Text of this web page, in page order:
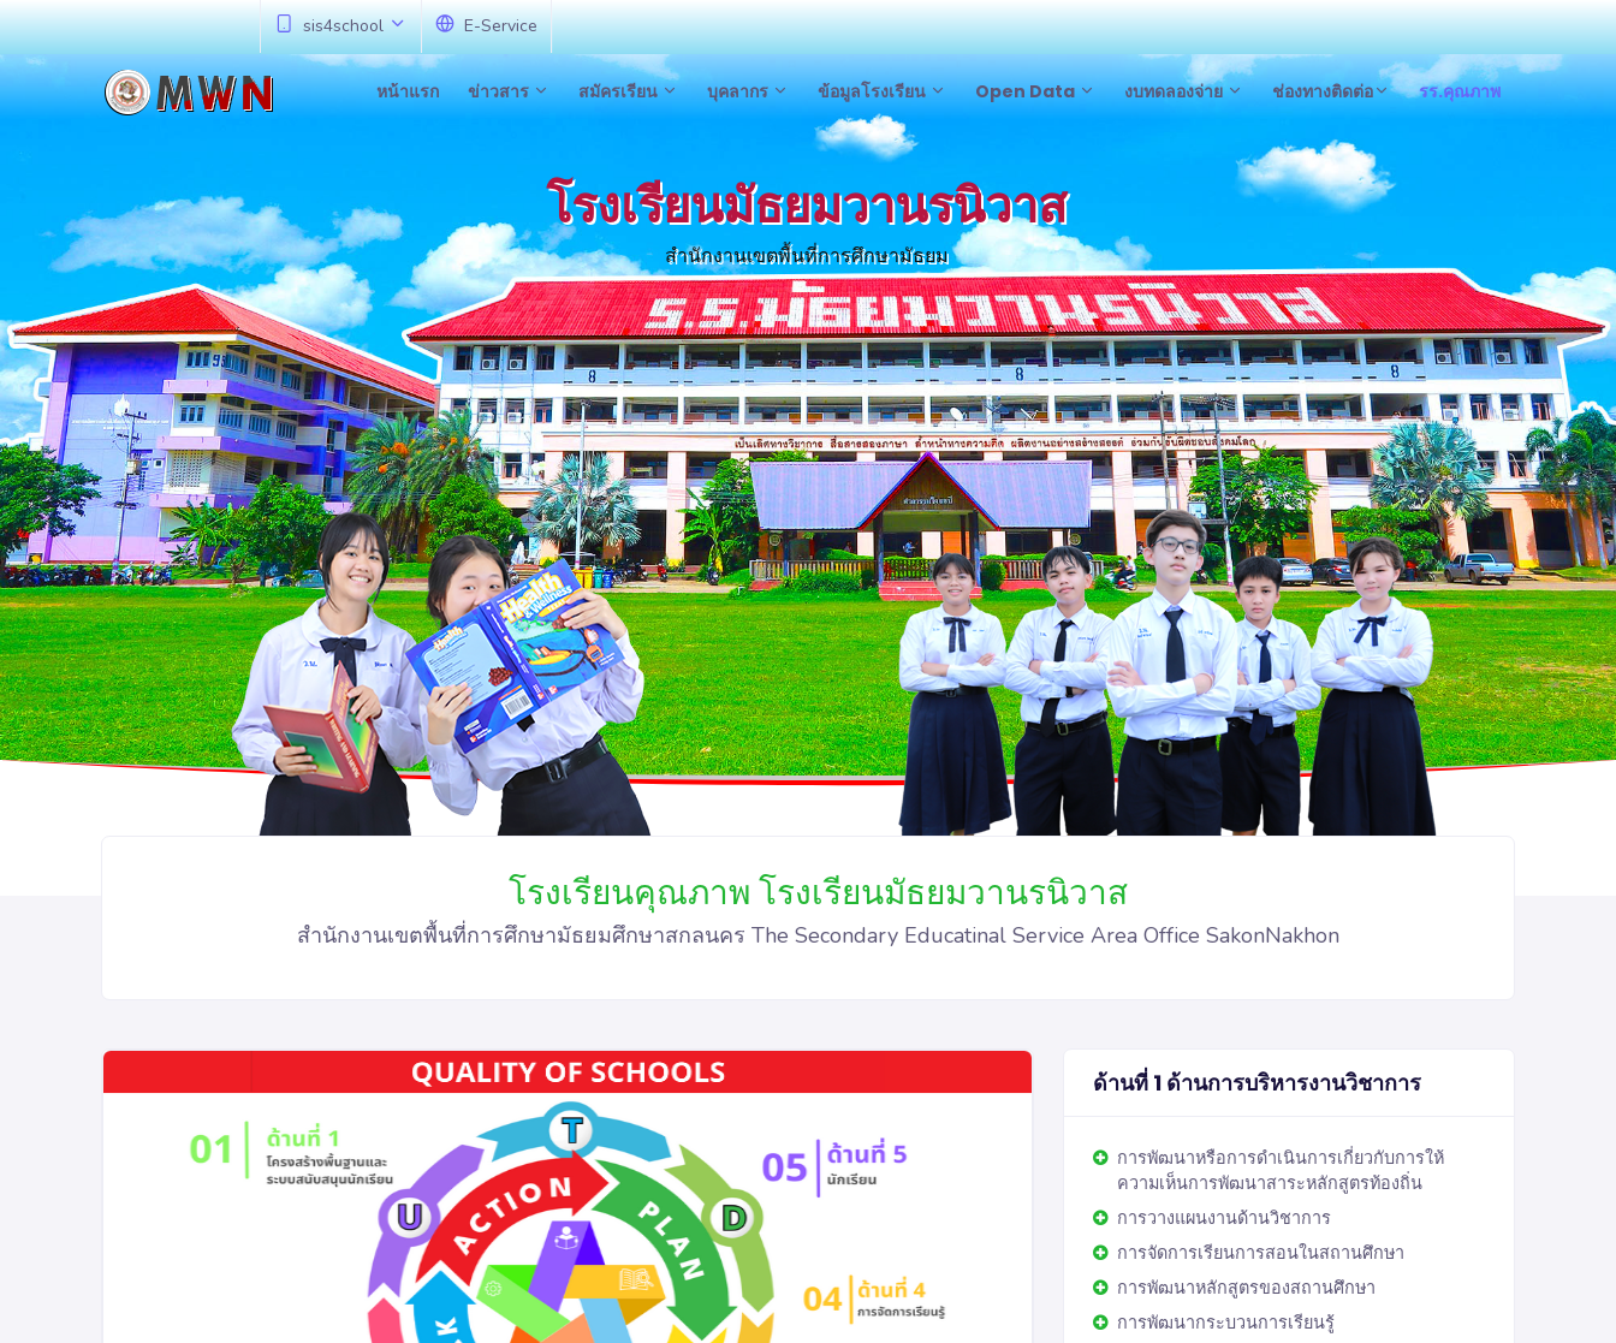
sis4school E-Service
หน้าแรก ข่าวสาร สมัครเรียน บุคลากร ข้อมูลโรงเรียน Open Data งบทดลองจ่าย ช่องทางติดต่อ รร.คุณภาพ
โรงเรียนมัธยมวานรนิวาส
สำนักงานเขตพื้นที่การศึกษามัธยมศึกษาสก
โรงเรียนคุณภาพ โรงเรียนมัธยมวานรนิวาส
สำนักงานเขตพื้นที่การศึกษามัธยมศึกษาสกลนคร The Secondary Educatinal Service Area Office SakonNakhon
ด้านที่ 1 ด้านการบริหารงานวิชาการ
การพัฒนาหรือการดำเนินการเกี่ยวกับการให้
ความเห็นการพัฒนาสาระหลักสูตรท้องถิ่น
การวางแผนงานด้านวิชาการ
การจัดการเรียนการสอนในสถานศึกษา
การพัฒนาหลักสูตรของสถานศึกษา
การพัฒนากระบวนการเรียนรู้